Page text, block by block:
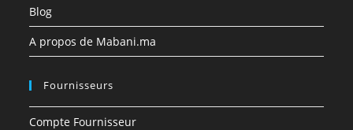
Blog
A propos de Mabani.ma
Fournisseurs
Compte Fournisseur